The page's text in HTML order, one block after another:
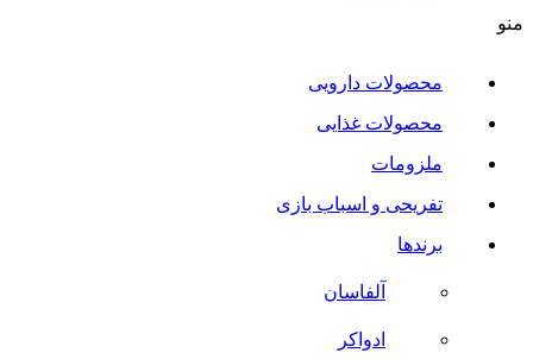
منو
محصولات دارویی
محصولات غذایی
ملزومات
تفریحی و اسباب بازی
برندها
آلفاسان
ادواکر